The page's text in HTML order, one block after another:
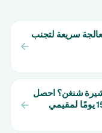
سريعة لتجنب
شنغن؟ احصل
على معالجة تأشيرة إسبانيا في 15 يومًا لمقيمي